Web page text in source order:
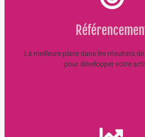
La meilleure place dans les résultats
pour développer votre
Référencement Guyane
Une visibilité en ligne puissante